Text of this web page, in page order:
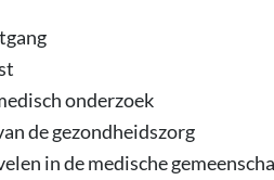
onderzoek
de gezondheidszorg
in de medische